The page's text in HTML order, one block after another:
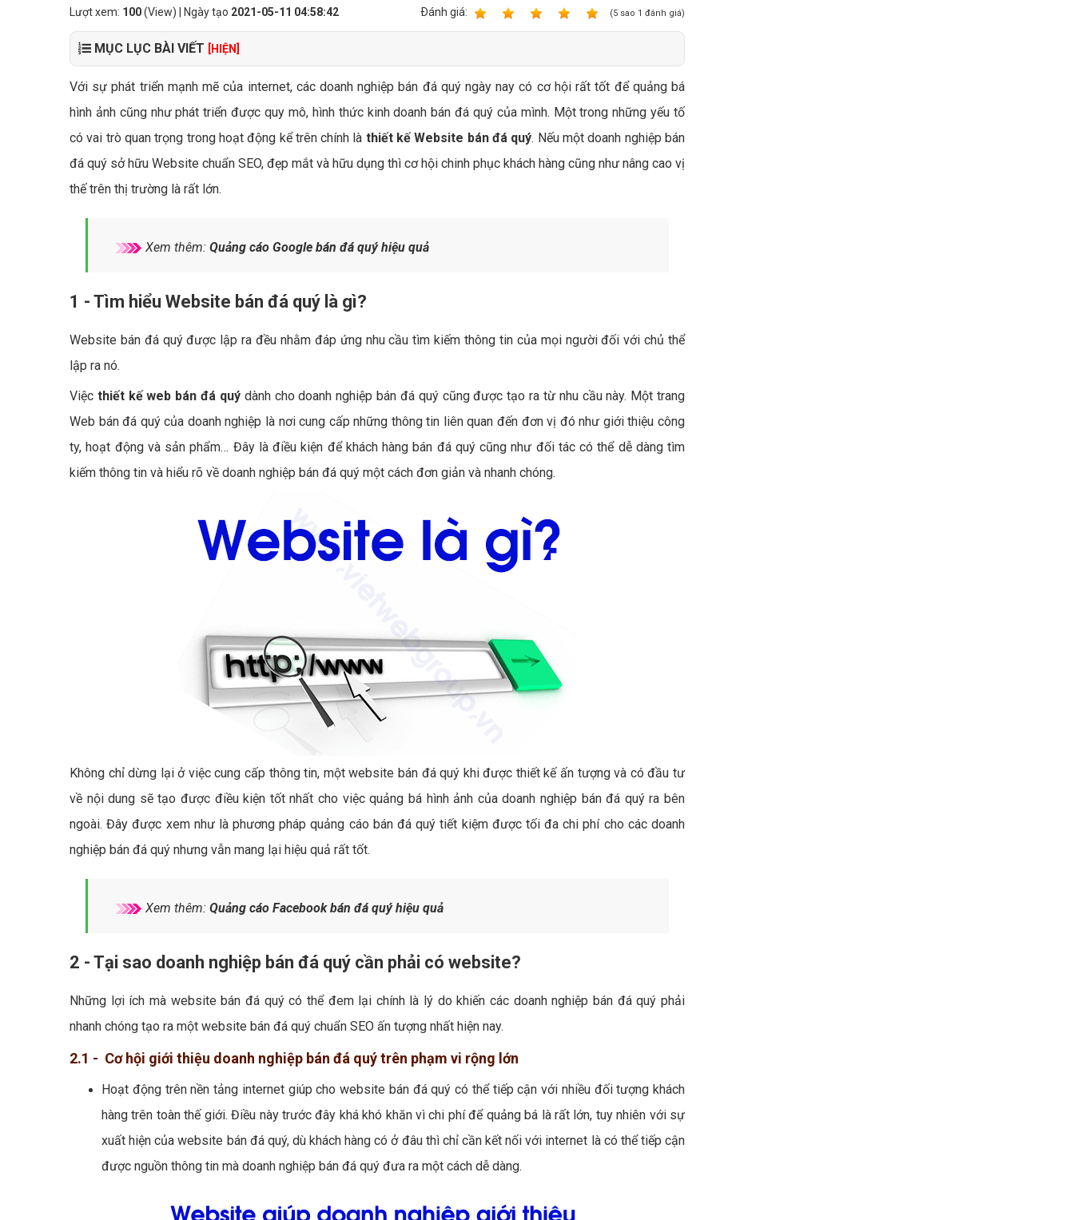
Bảng giá quảng cáo Facebook
Bảng giá quản trị Website
Bảng giá quản trị Fanpage Facebook
Bảng giá SEO Website
Lượt xem: 100(View) | Ngày tạo 2021-05-11 04:58:42 Ðánh giá: (5 sao 1 đánh giá)
MỤC LỤC BÀI VIẾT [HIỆN]
Với sự phát triển mạnh mẽ của internet, các doanh nghiệp bán đá quý ngày nay có cơ hội rất tốt để quảng bá
hình ảnh cũng như phát triển được quy mô, hình thức kinh doanh bán đá quý của mình. Một trong những yếu tố
có vai trò quan trọng trong hoạt động kể trên chính là thiết kế Website bán đá quý. Nếu một doanh nghiệp bán
đá quý sở hữu Website chuẩn SEO, đẹp mắt và hữu dụng thì cơ hội chinh phục khách hàng cũng như nâng cao vị
thế trên thị trường là rất lớn.
Xem thêm: Quảng cáo Google bán đá quý hiệu quả
1 - Tìm hiểu Website bán đá quý là gì?
Website bán đá quý được lập ra đều nhằm đáp ứng nhu cầu tìm kiếm thông tin của mọi người đối với chủ thể
lập ra nó.
Việc thiết kế web bán đá quýdành cho doanh nghiệp bán đá quý cũng được tạo ra từ nhu cầu này. Một trang
Web bán đá quý của doanh nghiệp là nơi cung cấp những thông tin liên quan đến đơn vị đó như giới thiệu công
ty, hoạt động và sản phẩm… Đây là điều kiện để khách hàng bán đá quý cũng như đối tác có thể dễ dàng tìm
kiếm thông tin và hiểu rõ về doanh nghiệp bán đá quý một cách đơn giản và nhanh chóng.
Không chỉ dừng lại ở việc cung cấp thông tin, một website bán đá quý khi được thiết kế ấn tượng và có đầu tư
về nội dung sẽ tạo được điều kiện tốt nhất cho việc quảng bá hình ảnh của doanh nghiệp bán đá quý ra bên
ngoài. Đây được xem như là phương pháp quảng cáo bán đá quý tiết kiệm được tối đa chi phí cho các doanh
nghiệp bán đá quý nhưng vẫn mang lại hiệu quả rất tốt.
Xem thêm: Quảng cáo Facebook bán đá quý hiệu quả
2 - Tại sao doanh nghiệp bán đá quý cần phải có website?
Những lợi ích mà website bán đá quý có thể đem lại chính là lý do khiến các doanh nghiệp bán đá quý phải
nhanh chóng tạo ra một website bán đá quý chuẩn SEO ấn tượng nhất hiện nay.
2.1 - Cơ hội giới thiệu doanh nghiệp bán đá quý trên phạm vi rộng lớn
Hoạt động trên nền tảng internet giúp cho website bán đá quý có thể tiếp cận với nhiều đối tượng khách
hàng trên toàn thế giới. Điều này trước đây khá khó khăn vì chi phí để quảng bá là rất lớn, tuy nhiên với sự
xuất hiện của website bán đá quý, dù khách hàng có ở đâu thì chỉ cần kết nối với internet là có thể tiếp cận
được nguồn thông tin mà doanh nghiệp bán đá quý đưa ra một cách dễ dàng.